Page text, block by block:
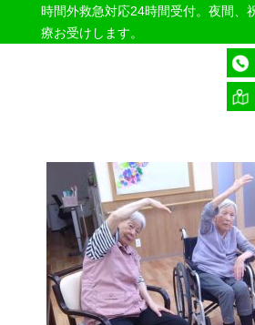
時間外救急対応24時間受付。夜間、
療お受けします。
医療法人社団紀洋会 公式サイト